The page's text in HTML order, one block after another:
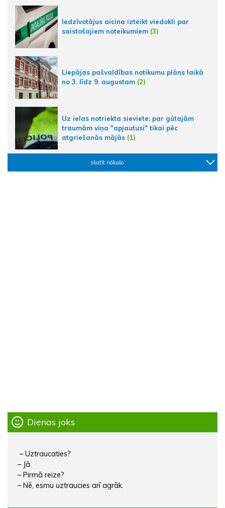
Iedzīvotājus aicina izteikt viedokli par
saistošajiem noteikumiem (3)
Liepājas pašvaldības notikumu plāns laikā
no 3. līdz 9. augustam (2)
Uz ielas notriekta sieviete; par gūtajām
traumām viņa "apjautusi" tikai pēc
atgriešanās mājās (1)
skatīt nākošo
Dienas joks
– Uztraucaties?
– Jā.
– Pirmā reize?
– Nē, esmu uztraucies arī agrāk.